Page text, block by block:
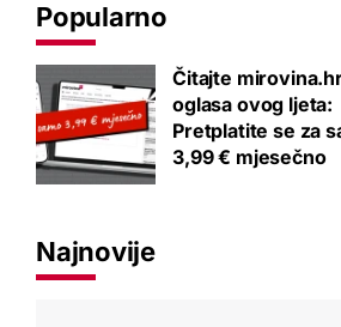
Popularno
Čitajte
oglasa ovog ljeta:
Pretplatite se za
3,99 € mjesečno
Najnovije